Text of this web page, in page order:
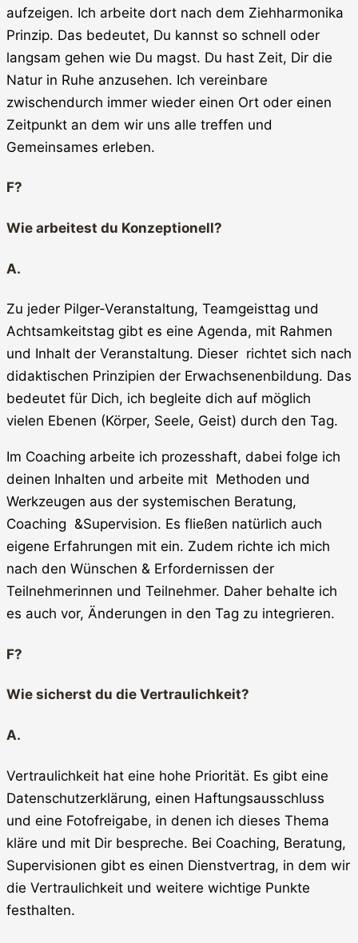
aufzeigen. Ich arbeite dort nach dem Ziehharmonika
Prinzip. Das bedeutet, Du kannst so schnell oder
langsam gehen wie Du magst. Du hast Zeit, Dir die
Natur in Ruhe anzusehen. Ich vereinbare
zwischendurch immer wieder einen Ort oder einen
Zeitpunkt an dem wir uns alle treffen und
Gemeinsames erleben.
F?
Wie arbeitest du Konzeptionell?
A.
Zu jeder Pilger-Veranstaltung, Teamgeisttag und
Achtsamkeitstag gibt es eine Agenda, mit Rahmen
und Inhalt der Veranstaltung. Dieser richtet sich nach
didaktischen Prinzipien der Erwachsenenbildung. Das
bedeutet für Dich, ich begleite dich auf möglich
vielen Ebenen (Körper, Seele, Geist) durch den Tag.
Im Coaching arbeite ich prozesshaft, dabei folge ich
deinen Inhalten und arbeite mit Methoden und
Werkzeugen aus der systemischen Beratung,
Coaching &Supervision. Es fließen natürlich auch
eigene Erfahrungen mit ein. Zudem richte ich mich
nach den Wünschen & Erfordernissen der
Teilnehmerinnen und Teilnehmer. Daher behalte ich
es auch vor, Änderungen in den Tag zu integrieren.
F?
Wie sicherst du die Vertraulichkeit?
A.
Vertraulichkeit hat eine hohe Priorität. Es gibt eine
Datenschutzerklärung, einen Haftungsausschluss
und eine Fotofreigabe, in denen ich dieses Thema
kläre und mit Dir bespreche. Bei Coaching, Beratung,
Supervisionen gibt es einen Dienstvertrag, in dem wir
die Vertraulichkeit und weitere wichtige Punkte
festhalten.